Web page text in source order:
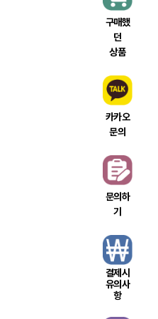
구매했
던
상품
카카오
문의
문의하
기
결제시
유의사
항